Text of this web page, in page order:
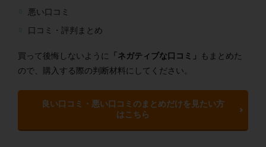
悪い口コミ
口コミ・評判まとめ
買って後悔しないように 「ネガティブな口コミ」
もまとめた
ので、購入する際の判断材料にしてください。
良い口コミ・悪い口コミのまとめだけを見たい方
はこちら